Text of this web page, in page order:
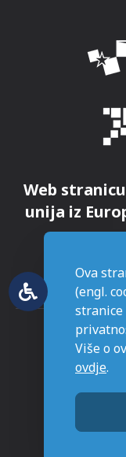
Web
unija iz
© Grad
Stranice
Ova
(engl.
Više o
ovdje.